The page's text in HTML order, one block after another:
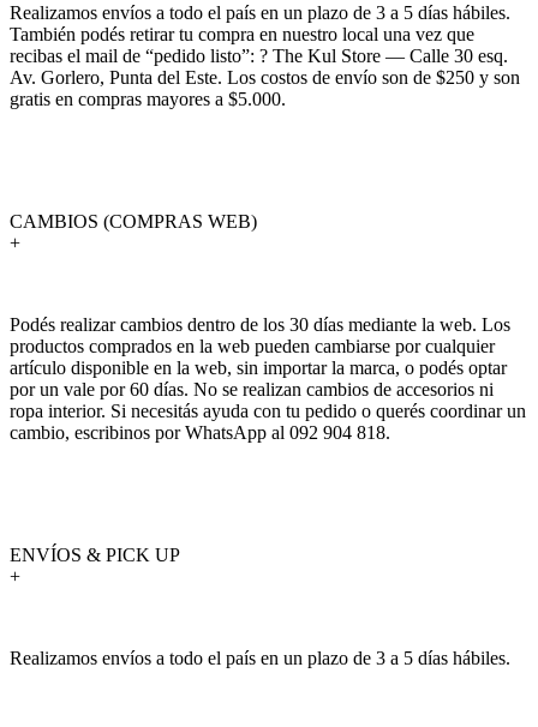
Realizamos envíos a todo el país en un plazo de 3 a 5 días hábiles.
También podés retirar tu compra en nuestro local una vez que
recibas el mail de “pedido listo”: ? The Kul Store — Calle 30 esq.
Av. Gorlero, Punta del Este. Los costos de envío son de $250 y son
gratis en compras mayores a $5.000.
CAMBIOS (COMPRAS WEB)
+
Podés realizar cambios dentro de los 30 días mediante la web. Los
productos comprados en la web pueden cambiarse por cualquier
artículo disponible en la web, sin importar la marca, o podés optar
por un vale por 60 días. No se realizan cambios de accesorios ni
ropa interior. Si necesitás ayuda con tu pedido o querés coordinar un
cambio, escribinos por WhatsApp al 092 904 818.
ENVÍOS & PICK UP
+
Realizamos envíos a todo el país en un plazo de 3 a 5 días hábiles.